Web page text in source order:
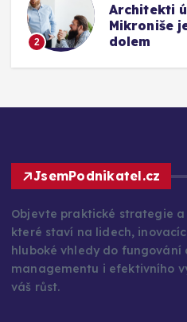
2
Architekti
Mikroniše
dolem
JsemPodnikatel.cz
Objevte praktické strategie
které staví na lidech,
hluboké vhledy do fungování
managementu i efektivního
váš růst.